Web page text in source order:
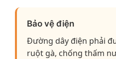
Bảo vệ điện
Đường dây điện phải
ruột gà, chống thấm